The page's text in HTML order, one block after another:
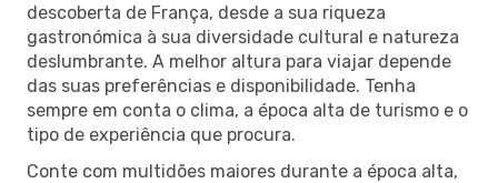
descoberta de França, desde a sua riqueza
gastronómica à sua diversidade cultural e natureza
deslumbrante. A melhor altura para viajar depende
das suas preferências e disponibilidade. Tenha
sempre em conta o clima, a época alta de turismo e o
tipo de experiência que procura.
Conte com multidões maiores durante a época alta,